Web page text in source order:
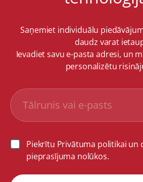
Saņemiet individuālu
daudz varat
Ievadiet savu e-pasta adresi, un
personalizētu
Piekrītu Privātuma politikai un
pieprasījuma nolūkos.